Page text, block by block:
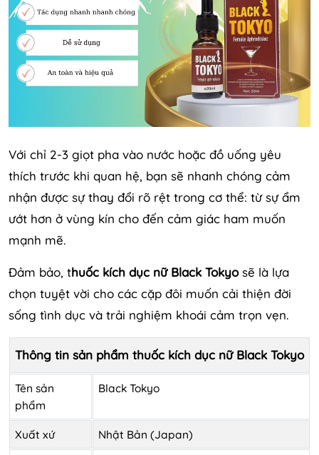
Với chỉ 2-3 giọt pha vào nước hoặc đồ uống yêu
thích trước khi quan hệ, bạn sẽ nhanh chóng cảm
nhận được sự thay đổi rõ rệt trong cơ thể: từ sự ẩm
ướt hơn ở vùng kín cho đến cảm giác ham muốn
mạnh mẽ.
Đảm bảo, thuốc kích dục nữ Black Tokyosẽ là lựa
chọn tuyệt vời cho các cặp đôi muốn cải thiện đời
sống tình dục và trải nghiệm khoái cảm trọn vẹn.
Thông tin sản phẩm thuốc kích dục nữ Black Tokyo
Tên sản
phẩm
Black Tokyo
Xuất xứ Nhật Bản (Japan)